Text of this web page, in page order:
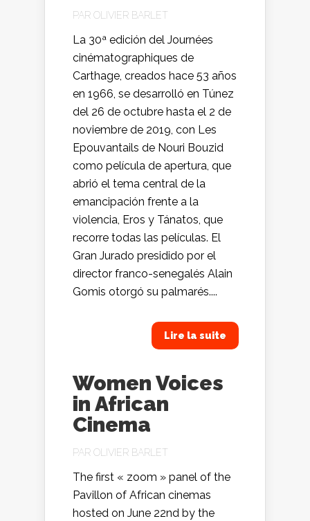
PAR OLIVIER BARLET
La 30ª edición del Journées
cinématographiques de
Carthage, creados hace 53 años
en 1966, se desarrolló en Túnez
del 26 de octubre hasta el 2 de
noviembre de 2019, con Les
Epouvantails de Nouri Bouzid
como película de apertura, que
abrió el tema central de la
emancipación frente a la
violencia, Eros y Tánatos, que
recorre todas las películas. El
Gran Jurado presidido por el
director franco-senegalés Alain
Gomis otorgó su palmarés....
Lire la suite
Women Voices
in African
Cinema
PAR OLIVIER BARLET
The first « zoom » panel of the
Pavillon of African cinemas
hosted on June 22nd by the